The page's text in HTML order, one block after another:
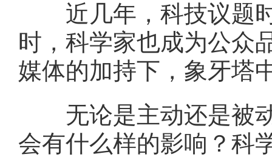
近几年，科技议题时
时，科学家也成为公众
媒体的加持下，象牙塔
无论是主动还是被动
会有什么样的影响？科